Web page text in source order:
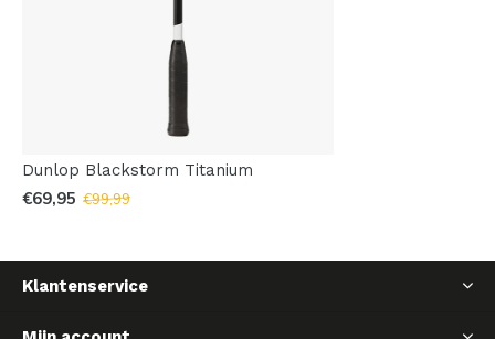
Dunlop Blackstorm Titanium
€69,95 €99,99
Klantenservice